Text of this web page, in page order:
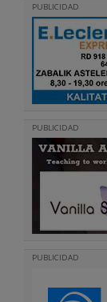
PUBLICIDAD
PUBLICIDAD
PUBLICIDAD